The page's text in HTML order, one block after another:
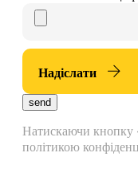
Надіслати
send
Натискаючи кнопку
політикою